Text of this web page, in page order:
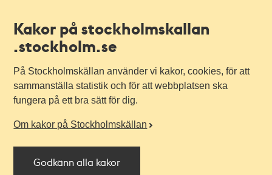
Kakor på stockholmskallan
.stockholm.se
På Stockholmskällan använder vi kakor, cookies, för att
sammanställa statistik och för att webbplatsen ska
fungera på ett bra sätt för dig.
Om kakor på Stockholmskällan
Godkänn alla kakor